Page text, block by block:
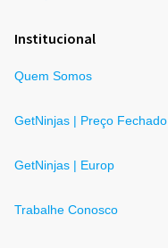
Institucional
Quem Somos
GetNinjas | Preço Fechado
GetNinjas | Europ
Trabalhe Conosco